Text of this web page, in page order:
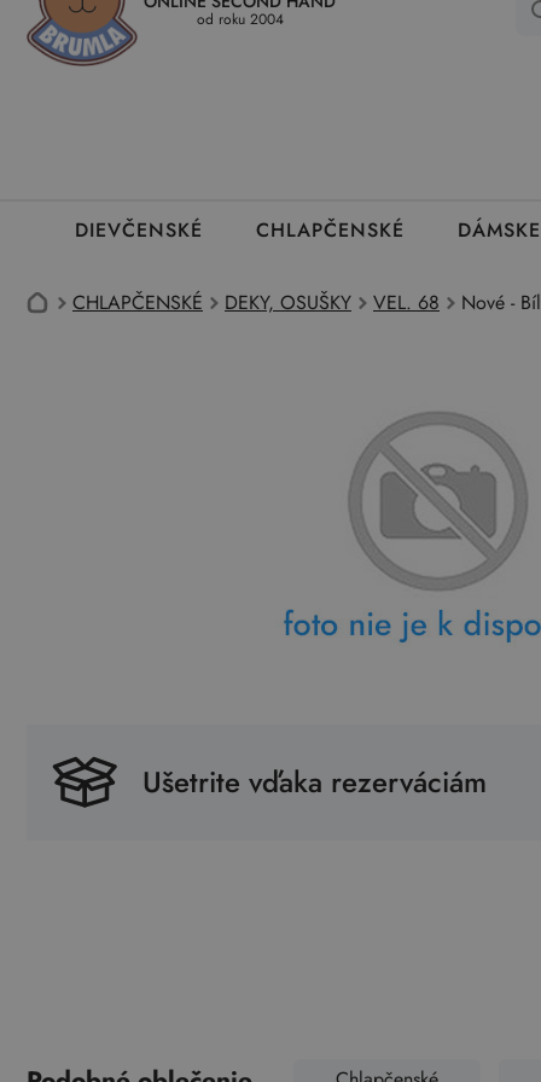
Kedy a ako dostanem tovar Ako môžem vrátiť oblečenie
od roku 2004
DIEVČENSKÉ CHLAPČENSKÉ DÁMSKE
CHLAPČENSKÉ DEKY, OSUŠKY VEL. 68 Nové -
Ušetrite vďaka rezerváciám